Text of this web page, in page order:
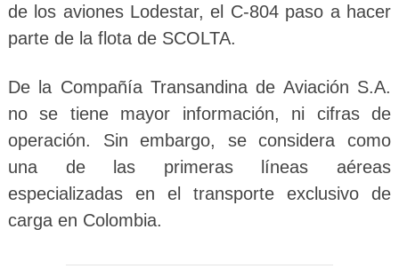
de los aviones Lodestar, el C-804 paso a hacer
parte de la flota de SCOLTA.
De la Compañía Transandina de Aviación S.A.
no se tiene mayor información, ni cifras de
operación. Sin embargo, se considera como
una de las primeras líneas aéreas
especializadas en el transporte exclusivo de
carga en Colombia.